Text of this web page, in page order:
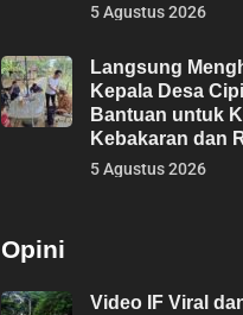
5 Agustus 2026
Langsung
Kepala Desa
Bantuan untuk
Kebakaran dan
5 Agustus 2026
Opini
Video IF Viral